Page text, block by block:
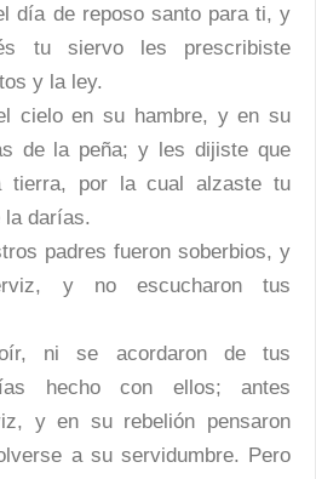
día de reposo santo para ti, y
tu siervo les prescribiste
y la ley.
cielo en su hambre, y en su
de la peña; y les dijiste que
tierra, por la cual alzaste tu
la darías.
padres fueron soberbios, y
y no escucharon tus
ni se acordaron de tus
hecho con ellos; antes
y en su rebelión pensaron
a su servidumbre. Pero